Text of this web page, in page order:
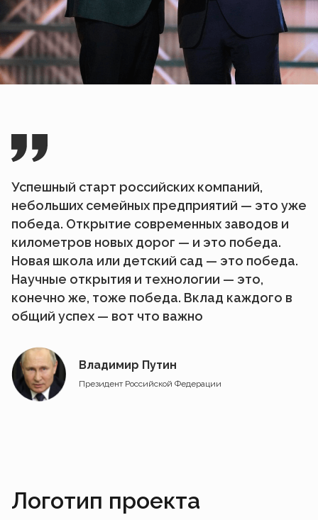
Успешный старт российских компаний,
небольших семейных предприятий — это уже
победа. Открытие современных заводов и
километров новых дорог — и это победа.
Новая школа или детский сад — это победа.
Научные открытия и технологии — это,
конечно же, тоже победа. Вклад каждого в
общий успех — вот что важно
Владимир Путин
Президент Российской Федерации
Логотип проекта